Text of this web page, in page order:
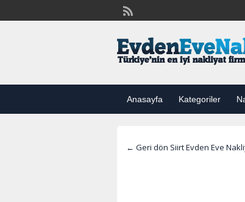
Anasayfa Kategoriler
← Geri dön Siirt Evden Eve